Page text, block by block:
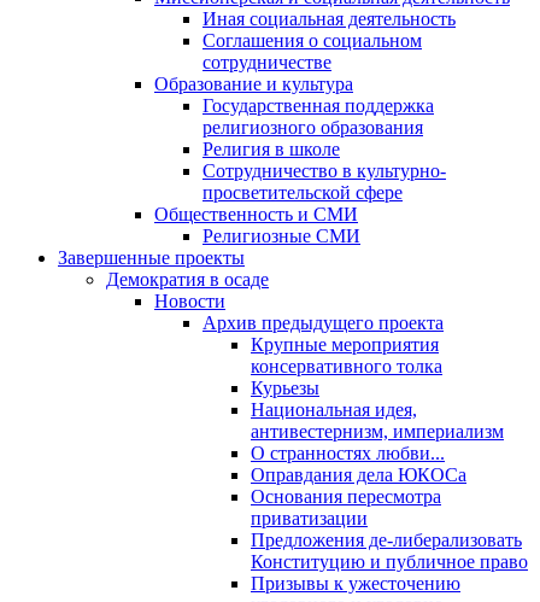
Иная социальная деятельность
Соглашения о социальном
сотрудничестве
Образование и культура
Государственная поддержка
религиозного образования
Религия в школе
Сотрудничество в культурно-
просветительской сфере
Общественность и СМИ
Религиозные СМИ
Завершенные проекты
Демократия в осаде
Новости
Архив предыдущего проекта
Крупные мероприятия
консервативного толка
Курьезы
Национальная идея,
антивестернизм, империализм
О странностях любви...
Оправдания дела ЮКОСа
Основания пересмотра
приватизации
Предложения де-либерализовать
Конституцию и публичное право
Призывы к ужесточению